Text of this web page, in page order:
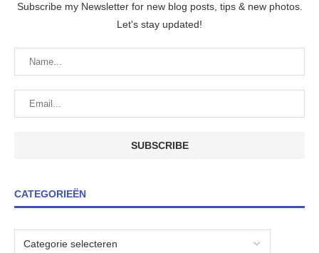
Subscribe my Newsletter for new blog posts, tips & new photos.
Let's stay updated!
CATEGORIEËN